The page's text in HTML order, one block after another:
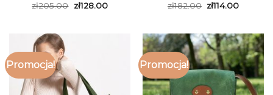
zł205.00 zł128.00
zł182.00 zł114.00
Promocja! Promocja!